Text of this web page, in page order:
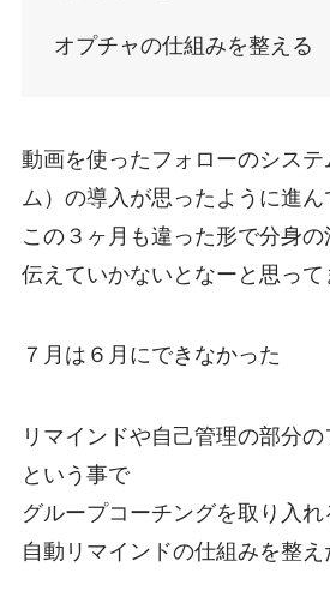
オプチャの仕組みを整える
動画を使ったフォローのシス
ム）の導入が思ったように進
この３ヶ月も違った形で分身の
伝えていかないとなーと思って
７月は６月にできなかった
リマインドや自己管理の部分
という事で
グループコーチングを取り入
自動リマインドの仕組みを整え